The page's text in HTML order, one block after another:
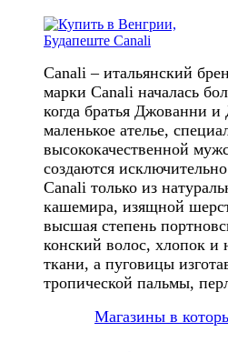
Canali – итальянский
марки Canali началась
когда братья Джованни
маленькое ателье,
высококачественной
создаются
Canali только из
кашемира, изящной
высшая степень
конский волос, хлопок и
ткани, а пуговицы
тропической пальмы,
Магазины в